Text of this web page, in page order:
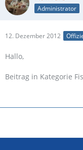
Administrator
12. Dezember 2012
Hallo,
Beitrag in Kategorie